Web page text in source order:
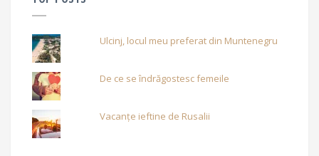
Ulcinj, locul meu preferat din Muntenegru
De ce se îndrăgostesc femeile
Vacanțe ieftine de Rusalii